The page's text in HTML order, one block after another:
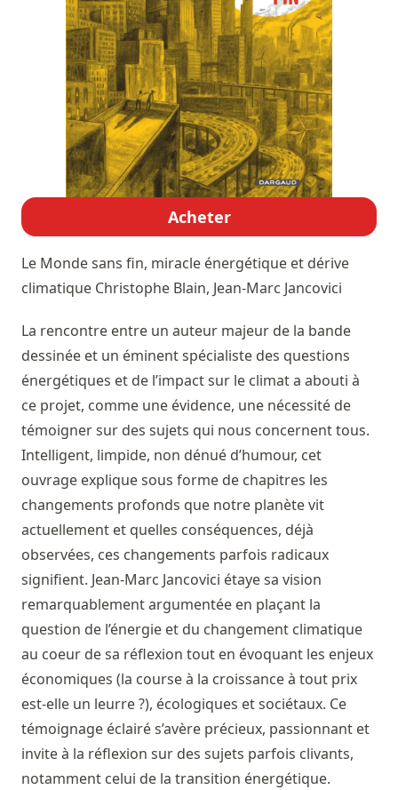
Acheter
Le Monde sans fin, miracle énergétique et dérive
climatique Christophe Blain, Jean-Marc Jancovici
La rencontre entre un auteur majeur de la bande
dessinée et un éminent spécialiste des questions
énergétiques et de l’impact sur le climat a abouti à
ce projet, comme une évidence, une nécessité de
témoigner sur des sujets qui nous concernent tous.
Intelligent, limpide, non dénué d’humour, cet
ouvrage explique sous forme de chapitres les
changements profonds que notre planète vit
actuellement et quelles conséquences, déjà
observées, ces changements parfois radicaux
signifient. Jean-Marc Jancovici étaye sa vision
remarquablement argumentée en plaçant la
question de l’énergie et du changement climatique
au coeur de sa réflexion tout en évoquant les enjeux
économiques (la course à la croissance à tout prix
est-elle un leurre ?), écologiques et sociétaux. Ce
témoignage éclairé s’avère précieux, passionnant et
invite à la réflexion sur des sujets parfois clivants,
notamment celui de la transition énergétique.